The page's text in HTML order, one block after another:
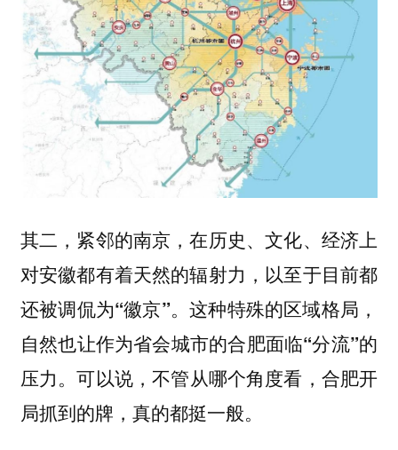
其二，紧邻的南京，在历史、文化、经济上
对安徽都有着天然的辐射力，以至于目前都
还被调侃为“徽京”。这种特殊的区域格局，
自然也让作为省会城市的合肥面临“分流”的
压力。可以说，不管从哪个角度看，合肥开
局抓到的牌，真的都挺一般。